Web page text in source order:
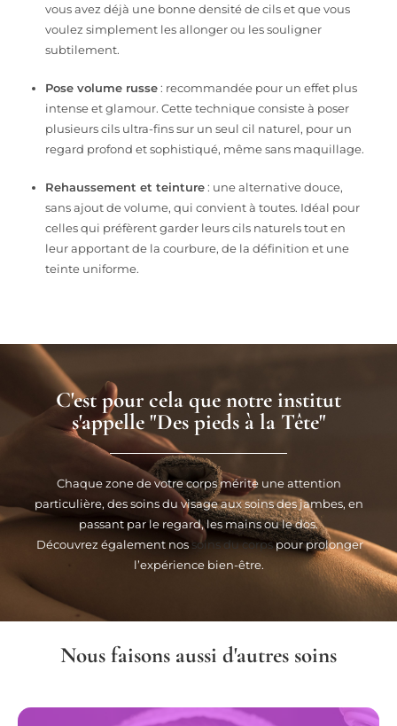
vous avez déjà une bonne densité de cils et que vous
voulez simplement les allonger ou les souligner
subtilement.
Pose volume russe: recommandée pour un effet plus
intense et glamour. Cette technique consiste à poser
plusieurs cils ultra-fins sur un seul cil naturel, pour un
regard profond et sophistiqué, même sans maquillage.
Rehaussement et teinture: une alternative douce,
sans ajout de volume, qui convient à toutes. Idéal pour
celles qui préfèrent garder leurs cils naturels tout en
leur apportant de la courbure, de la définition et une
teinte uniforme.
C'est pour cela que notre institut
s'appelle "Des pieds à la Tête"
Chaque zone de votre corps mérite une attention
particulière, des soins du visage aux soins des jambes, en
passant par le regard, les mains ou le dos.
Découvrez également nos soins du corpspour prolonger
l’expérience bien-être.
Nous faisons aussi d'autres soins